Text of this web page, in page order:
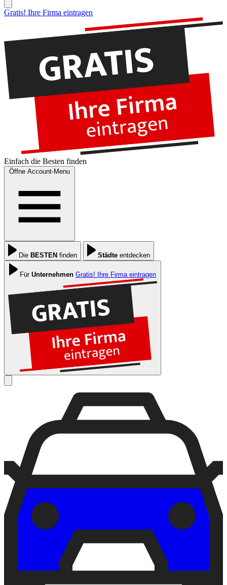
Gratis! Ihre Firma eintragen
Einfach die Besten finden
Öffne Account-Menu
Die BESTEN finden Städte entdecken
Für Unternehmen Gratis! Ihre Firma eintragen